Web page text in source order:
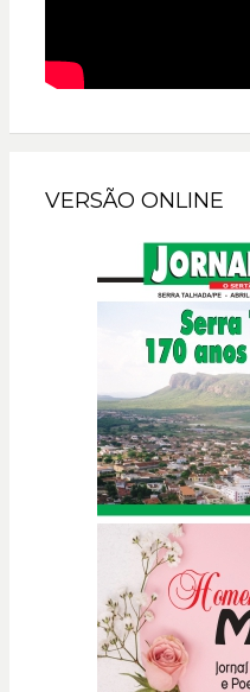
VERSÃO ONLINE